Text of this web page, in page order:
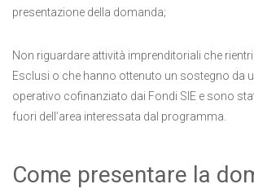
presentazione della domanda;
Non riguardare attività imprenditoriali che
Esclusi o che hanno ottenuto un sostegno da
operativo cofinanziato dai Fondi SIE e sono
fuori dell’area interessata dal programma.
Come presentare la